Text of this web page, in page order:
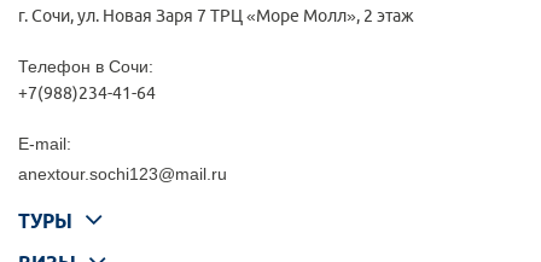
г. Сочи, ул. Новая Заря 7 ТРЦ «Море Молл», 2 этаж
Телефон в Сочи:
+7(988)234-41-64
E-mail:
anextour.sochi123@mail.ru
ТУРЫ